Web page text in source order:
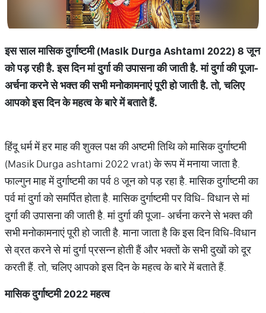
इससालमासिकदुर्गाष्टमी(Masik Durga Ashtami 2022) 8जून
कोपड़रहीहै.इसदिनमांदुर्गाकीउपासनाकीजातीहै.मांदुर्गाकीपूजा-
अर्चनाकरनेसेभक्तकीसभीमनोकामनाएंपूरीहोजातीहै.तो,चलिए
आपकोइसदिनकेमहत्वकेबारेमेंबतातेहैं.
हिंदू धर्म में हर माह की शुक्ल पक्ष की अष्टमी तिथि को मासिक दुर्गाष्टमी
(Masik Durga ashtami 2022 vrat) के रूप में मनाया जाता है.
फाल्गुन माह में दुर्गाष्टमी का पर्व 8 जून को पड़ रहा है. मासिक दुर्गाष्टमी का
पर्व मां दुर्गा को समर्पित होता है. मासिक दुर्गाष्टमी पर विधि- विधान से मां
दुर्गा की उपासना की जाती है. मां दुर्गा की पूजा- अर्चना करने से भक्त की
सभी मनोकामनाएं पूरी हो जाती है. माना जाता है कि इस दिन विधि-विधान
से व्रत करने से मां दुर्गा प्रसन्न होती हैं और भक्तों के सभी दुखों को दूर
करती हैं. तो, चलिए आपको इस दिन के महत्व के बारे में बताते हैं.
मासिकदुर्गाष्टमी2022महत्व